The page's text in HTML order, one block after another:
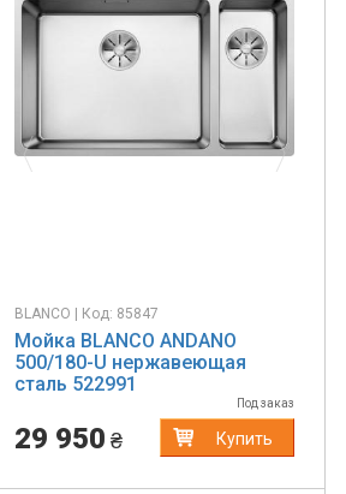
BLANCO | Код: 85847
Мойка BLANCO ANDANO
500/180-U нержавеющая
сталь 522991
Под заказ
29 950 ₴ Купить